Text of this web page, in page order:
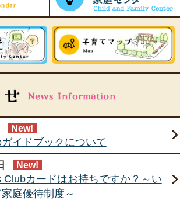
New!
ガイドブックについて
New!
Clubカードはお持ちですか？～い
庭優待制度～